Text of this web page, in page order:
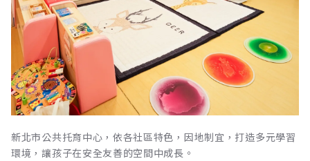
新北市公共托育中心，依各社區特色，因地制宜，打造多元學習
環境，讓孩子在安全友善的空間中成長。